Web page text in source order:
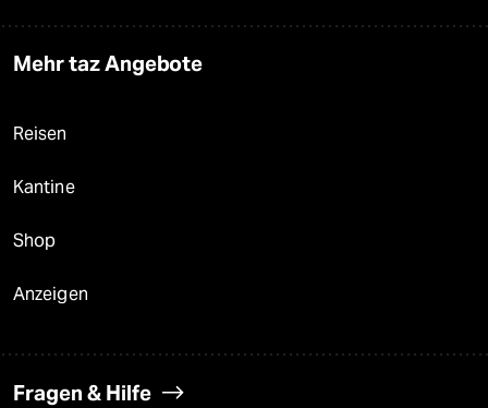
Mehr taz Angebote
Reisen
Kantine
Shop
Anzeigen
Fragen & Hilfe